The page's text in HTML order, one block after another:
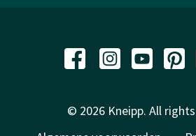
© 2026 Kneipp. All